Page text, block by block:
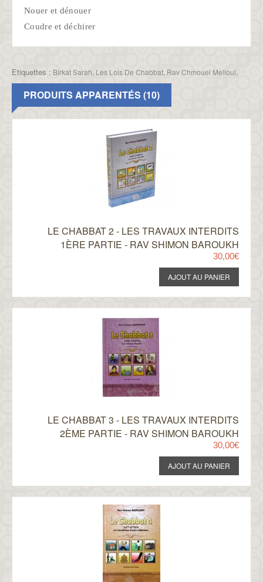
Nouer et dénouer
Coudre et déchirer
Etiquettes : Birkat Sarah, Les Lois De Chabbat, Rav Chmouel Melloul,
PRODUITS APPARENTÉS (10)
LE CHABBAT 2 - LES TRAVAUX INTERDITS
1ÈRE PARTIE - RAV SHIMON BAROUKH
30,00€
LE CHABBAT 3 - LES TRAVAUX INTERDITS
2ÈME PARTIE - RAV SHIMON BAROUKH
30,00€